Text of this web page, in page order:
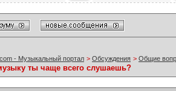
- Музыкальный портал > Обсуждения > Общие
ты чаще всего слушаешь?